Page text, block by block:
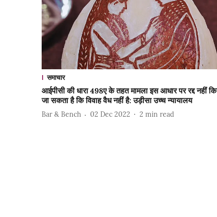
समाचार
आईपीसी की धारा 498ए के तहत मामला इस आधार पर रद्द नहीं
जा सकता है कि विवाह वैध नहीं है: उड़ीसा उच्च न्यायालय
Bar & Bench 02 Dec 2022 2 min read